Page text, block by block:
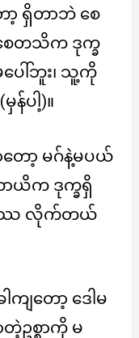
ာ့ ရှိတာဘဲ စေ
ေတသိက ဒုက္ခ
ေါ်ဘူး၊ သူ့ကို
န်ပါ့)။
တော့ မဂ်နဲ့မပယ်
ယိက ဒုက္ခရှိ
နဿ လိုက်တယ်
ျတော့ ဒေါမ
ဥစ္စာကို မ